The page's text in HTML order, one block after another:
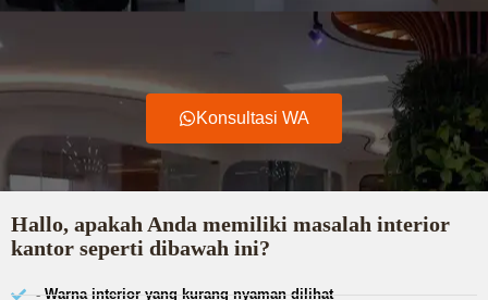
Konsultasi WA
Hallo, apakah Anda memiliki masalah interior
kantor seperti dibawah ini?
- Warna interior yang kurang nyaman dilihat